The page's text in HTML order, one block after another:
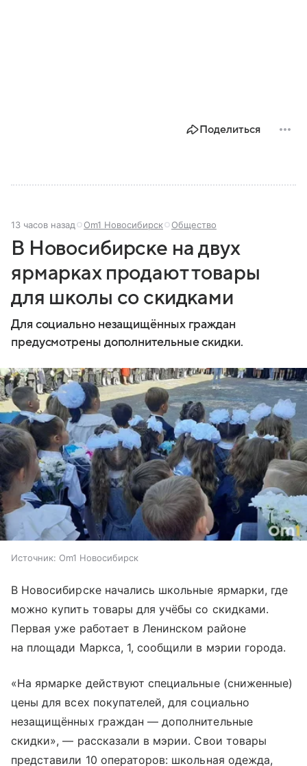
Поделиться
13 часов назад Om1 Новосибирск Общество
В Новосибирске на двух
ярмарках продают товары
для школы со скидками
Для социально незащищённых граждан
предусмотрены дополнительные скидки.
Источник: Om1 Новосибирск
В Новосибирске начались школьные ярмарки, где
можно купить товары для учёбы со скидками.
Первая уже работает в Ленинском районе
на площади Маркса, 1, сообщили в мэрии города.
«На ярмарке действуют специальные (сниженные)
цены для всех покупателей, для социально
незащищённых граждан — дополнительные
скидки», — рассказали в мэрии. Свои товары
представили 10 операторов: школьная одежда,